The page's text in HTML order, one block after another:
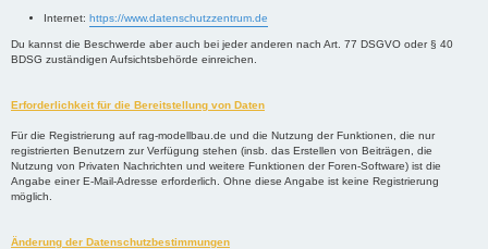
Internet: https://www.datenschutzzentrum.de
Du kannst die Beschwerde aber auch bei jeder anderen nach Art. 77 DSGVO oder § 40
BDSG zuständigen Aufsichtsbehörde einreichen.
Erforderlichkeit für die Bereitstellung von Daten
Für die Registrierung auf rag-modellbau.de und die Nutzung der Funktionen, die nur
registrierten Benutzern zur Verfügung stehen (insb. das Erstellen von Beiträgen, die
Nutzung von Privaten Nachrichten und weitere Funktionen der Foren-Software) ist die
Angabe einer E-Mail-Adresse erforderlich. Ohne diese Angabe ist keine Registrierung
möglich.
Änderung der Datenschutzbestimmungen